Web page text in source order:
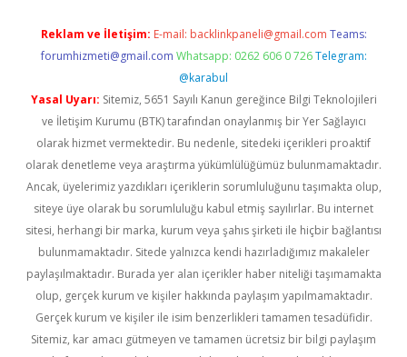
Reklam ve İletişim: E-mail: backlinkpaneli@gmail.com Teams:
forumhizmeti@gmail.com Whatsapp: 0262 606 0 726 Telegram:
@karabul
Yasal Uyarı: Sitemiz, 5651 Sayılı Kanun gereğince Bilgi Teknolojileri
ve İletişim Kurumu (BTK) tarafından onaylanmış bir Yer Sağlayıcı
olarak hizmet vermektedir. Bu nedenle, sitedeki içerikleri proaktif
olarak denetleme veya araştırma yükümlülüğümüz bulunmamaktadır.
Ancak, üyelerimiz yazdıkları içeriklerin sorumluluğunu taşımakta olup,
siteye üye olarak bu sorumluluğu kabul etmiş sayılırlar. Bu internet
sitesi, herhangi bir marka, kurum veya şahıs şirketi ile hiçbir bağlantısı
bulunmamaktadır. Sitede yalnızca kendi hazırladığımız makaleler
paylaşılmaktadır. Burada yer alan içerikler haber niteliği taşımamakta
olup, gerçek kurum ve kişiler hakkında paylaşım yapılmamaktadır.
Gerçek kurum ve kişiler ile isim benzerlikleri tamamen tesadüfidir.
Sitemiz, kar amacı gütmeyen ve tamamen ücretsiz bir bilgi paylaşım